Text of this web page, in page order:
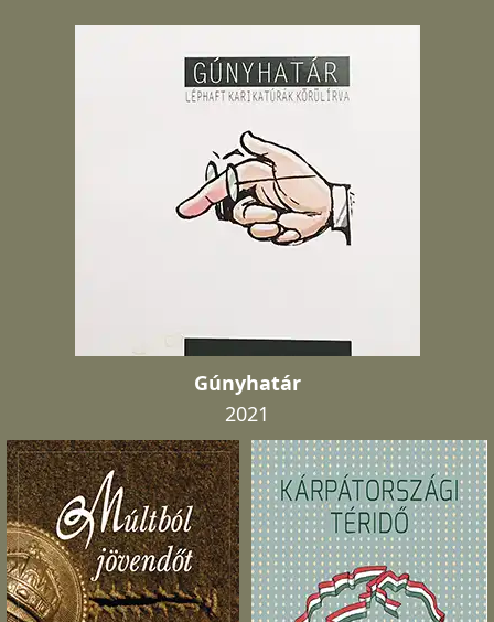
Gúnyhatár
2021